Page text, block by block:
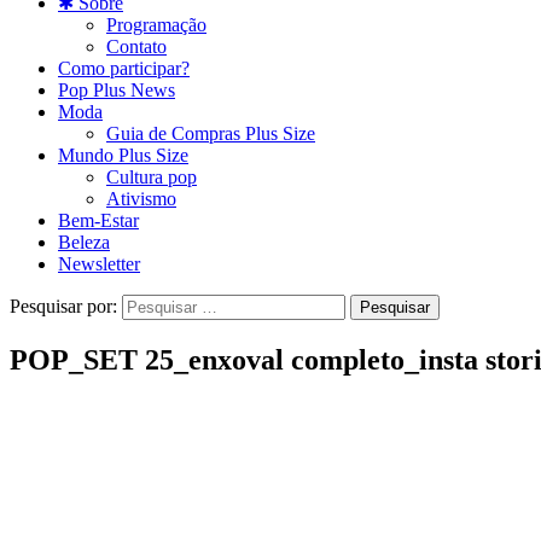
Programação
Contato
Como participar?
Pop Plus News
Moda
Guia de Compras Plus Size
Mundo Plus Size
Cultura pop
Ativismo
Bem-Estar
Beleza
Newsletter
Pesquisar por:
POP_SET 25_enxoval completo_insta